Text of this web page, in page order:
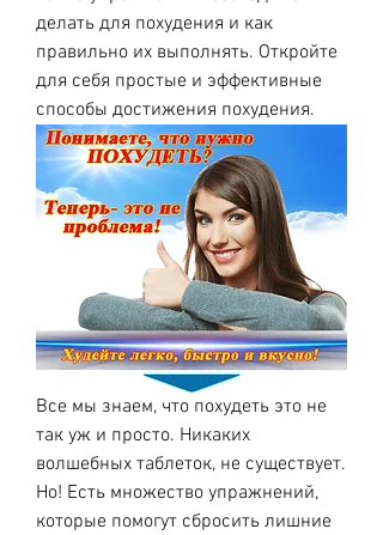
делать для похудения и как
правильно их выполнять. Откройте
для себя простые и эффективные
способы достижения похудения.
Все мы знаем, что похудеть это не
так уж и просто. Никаких
волшебных таблеток, не существует.
Но! Есть множество упражнений,
которые помогут сбросить лишние